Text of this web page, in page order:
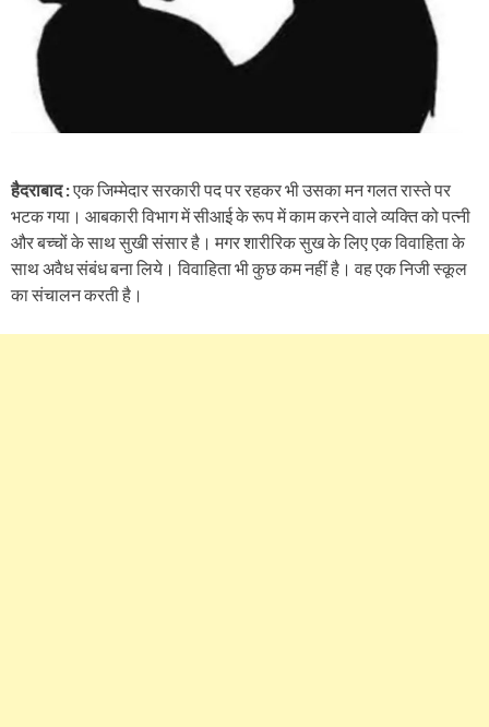
हैदराबाद :एक जिम्मेदार सरकारी पद पर रहकर भी उसका मन गलत रास्ते पर
भटक गया। आबकारी विभाग में सीआई के रूप में काम करने वाले व्यक्ति को पत्नी
और बच्चों के साथ सुखी संसार है। मगर शारीरिक सुख के लिए एक विवाहिता के
साथ अवैध संबंध बना लिये। विवाहिता भी कुछ कम नहीं है। वह एक निजी स्कूल
का संचालन करती है।